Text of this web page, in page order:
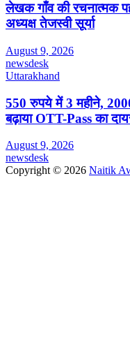
लेखक गाँव की रचनात्मक
अध्यक्ष तेजस्वी सूर्या
August 9, 2026
newsdesk
Uttarakhand
550 रुपये में 3 महीने,
बढ़ाया OTT-Pass का
August 9, 2026
newsdesk
Copyright © 2026 Naitik